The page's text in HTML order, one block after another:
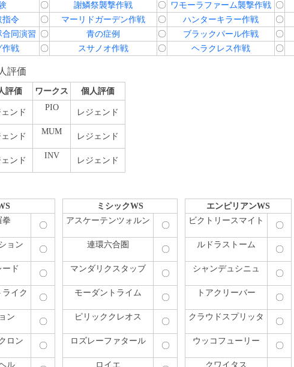
〇 謝鱗祭襲撃作戦 〇 ワモーラファーム襲撃作戦 〇
指令
〇 マーリドガーデン作戦 〇 ハンターキラー作戦 〇
同演習
〇 青の症例 〇 ブラックパール作戦 〇
作戦
〇 スサノオ作戦 〇 ヘラクレス作戦 〇
評価
評価 ワークス
個人評価
ンド
PIO
レジェンド
ンド
MUM
レジェンド
ンド
INV
レジェンド
拳
〇
ョン
〇
ド
〇
イク
〇
ン
〇
ロン
〇
ル
ミシックWS
アスケーテンツォルン
〇
連環六合圏
〇
マンダリクスタッブ
〇
モーダントライム
〇
ピリッククレオス
〇
ロズレーファタール
〇
ロイエ
エンピリアンWS
ビクトリースマイト
〇
ルドラストーム
〇
シャンデュシニュ
〇
トアクリーバー
〇
クラウドスプリッタ
〇
ウッコフューリー
〇
クワイタス